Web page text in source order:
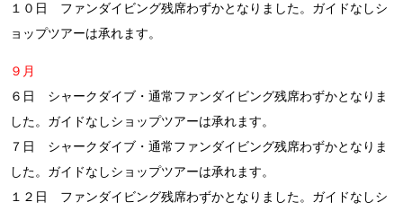
１０日 ファンダイビング残席わずかとなりました。ガイドなしシ
ョップツアーは承れます。
９月
６日 シャークダイブ・通常ファンダイビング残席わずかとなりま
した。ガイドなしショップツアーは承れます。
７日 シャークダイブ・通常ファンダイビング残席わずかとなりま
した。ガイドなしショップツアーは承れます。
１２日 ファンダイビング残席わずかとなりました。ガイドなしシ